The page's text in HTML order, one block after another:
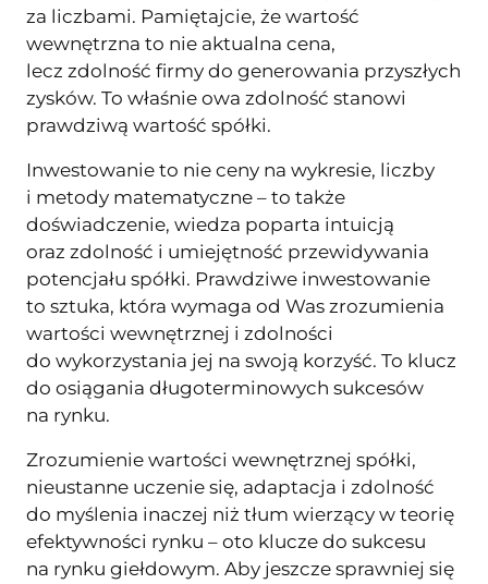
za liczbami. Pamiętajcie, że wartość
wewnętrzna to nie aktualna cena,
lecz zdolność firmy do generowania przyszłych
zysków. To właśnie owa zdolność stanowi
prawdziwą wartość spółki.
Inwestowanie to nie ceny na wykresie, liczby
i metody matematyczne – to także
doświadczenie, wiedza poparta intuicją
oraz zdolność i umiejętność przewidywania
potencjału spółki. Prawdziwe inwestowanie
to sztuka, która wymaga od Was zrozumienia
wartości wewnętrznej i zdolności
do wykorzystania jej na swoją korzyść. To klucz
do osiągania długoterminowych sukcesów
na rynku.
Zrozumienie wartości wewnętrznej spółki,
nieustanne uczenie się, adaptacja i zdolność
do myślenia inaczej niż tłum wierzący w teorię
efektywności rynku – oto klucze do sukcesu
na rynku giełdowym. Aby jeszcze sprawniej się